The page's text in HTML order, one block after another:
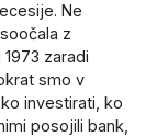
Ne
z
zaradi
smo v
investirati, ko
posojili bank,